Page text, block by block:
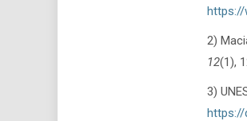
https://
2)
12(1),
3)
https://